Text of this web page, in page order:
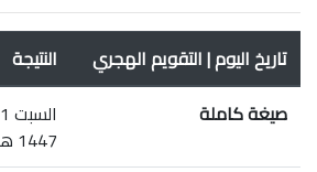
تاريخ اليوم | التقويم الهجري
النتيجة
صيغة كاملة
1447 هـ